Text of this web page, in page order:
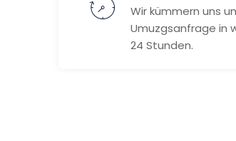
Wir kümmern uns
Umuzgsanfrage in
24 Stunden.